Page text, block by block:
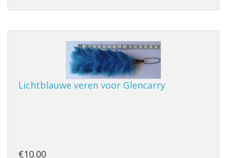
Lichtblauwe veren voor Glencarry
€10.00